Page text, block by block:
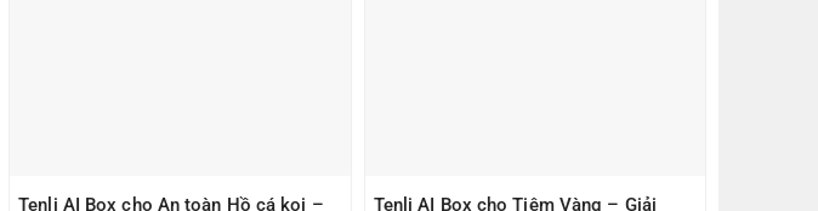
Tenli AI Box cho An toàn Hồ cá koi –
Tenli AI Box cho Tiệm Vàng – Giải